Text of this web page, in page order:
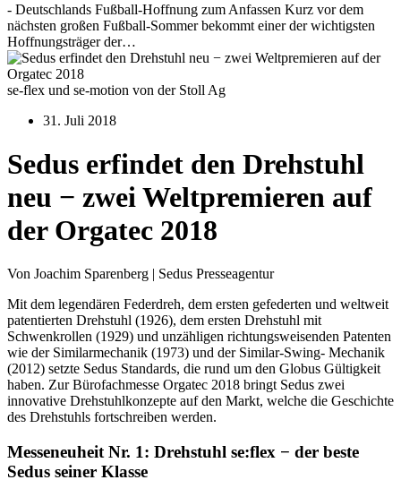
- Deutschlands Fußball-Hoffnung zum Anfassen Kurz vor dem
nächsten großen Fußball-Sommer bekommt einer der wichtigsten
Hoffnungsträger der…
se-flex und se-motion von der Stoll Ag
31. Juli 2018
Sedus erfindet den Drehstuhl
neu − zwei Weltpremieren auf
der Orgatec 2018
Von Joachim Sparenberg | Sedus Presseagentur
Mit dem legendären Federdreh, dem ersten gefederten und weltweit
patentierten Drehstuhl (1926), dem ersten Drehstuhl mit
Schwenkrollen (1929) und unzähligen richtungsweisenden Patenten
wie der Similarmechanik (1973) und der Similar-Swing- Mechanik
(2012) setzte Sedus Standards, die rund um den Globus Gültigkeit
haben. Zur Bürofachmesse Orgatec 2018 bringt Sedus zwei
innovative Drehstuhlkonzepte auf den Markt, welche die Geschichte
des Drehstuhls fortschreiben werden.
Messeneuheit Nr. 1: Drehstuhl se:flex − der beste
Sedus seiner Klasse